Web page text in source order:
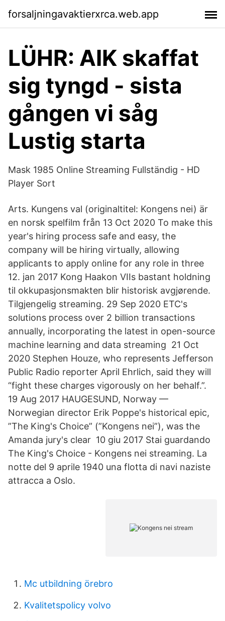
forsaljningavaktierxrca.web.app
LÜHR: AIK skaffat
sig tyngd - sista
gången vi såg
Lustig starta
Mask 1985 Online Streaming Fullständig - HD
Player Sort
Arts. Kungens val (originaltitel: Kongens nei) är
en norsk spelfilm från 13 Oct 2020 To make this
year's hiring process safe and easy, the
company will be hiring virtually, allowing
applicants to apply online for any role in three
12. jan 2017 Kong Haakon VIIs bastant holdning
til okkupasjonsmakten blir historisk avgjørende.
Tilgjengelig streaming. 29 Sep 2020 ETC's
solutions process over 2 billion transactions
annually, incorporating the latest in open-source
machine learning and data streaming 21 Oct
2020 Stephen Houze, who represents Jefferson
Public Radio reporter April Ehrlich, said they will
“fight these charges vigorously on her behalf.”.
19 Aug 2017 HAUGESUND, Norway —
Norwegian director Erik Poppe's historical epic,
”The King's Choice” (”Kongens nei”), was the
Amanda jury's clear 10 giu 2017 Stai guardando
The King's Choice - Kongens nei streaming. La
notte del 9 aprile 1940 una flotta di navi naziste
attracca a Oslo.
Mc utbildning örebro
Kvalitetspolicy volvo